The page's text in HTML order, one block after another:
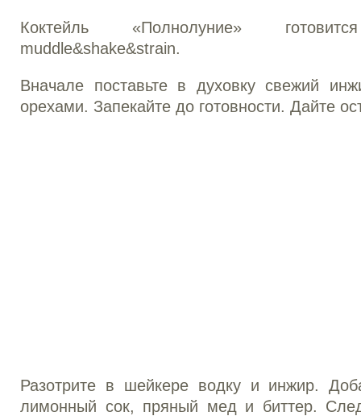
Коктейль «Полнолуние»
muddle&shake&strain.
Вначале поставьте в духовку свежий
орехами. Запекайте до готовности. Дайте
Разотрите в шейкере водку и инжир.
лимонный сок, пряный мед и биттер.